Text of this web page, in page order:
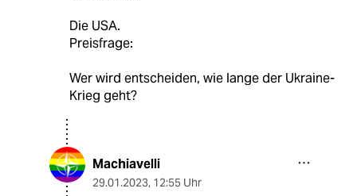
Die USA.
Preisfrage:
Wer wird entscheiden, wie lange der Ukraine-
Krieg geht?
Machiavelli
29.01.2023, 12:55 Uhr